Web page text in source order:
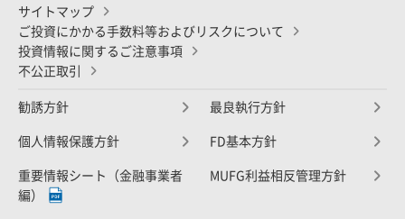
サイトマップ
ご投資にかかる手数料等およびリスクについて
投資情報に関するご注意事項
不公正取引
勧誘方針 最良執行方針
個人情報保護方針 FD基本方針
重要情報シート（金融事業者
編）
MUFG利益相反管理方針